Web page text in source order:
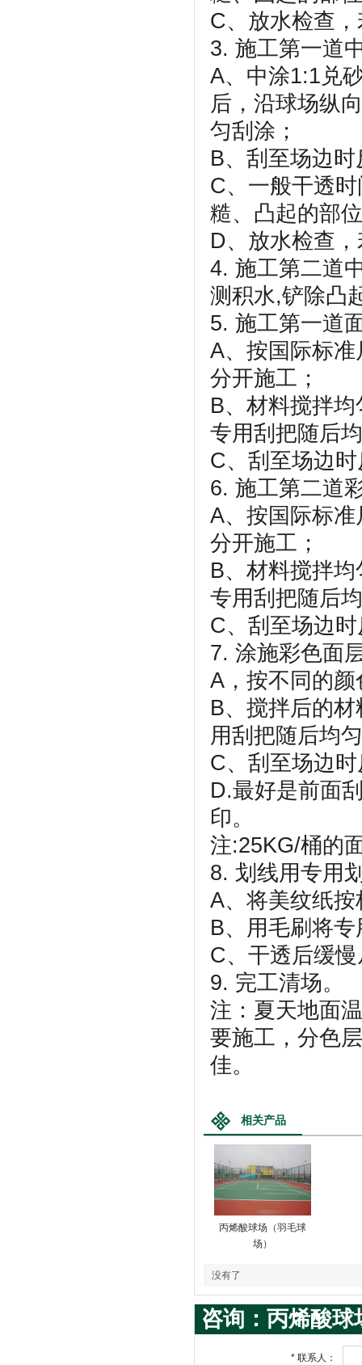
C、放水检查
3. 施工第一道
A、中涂1:1兑
后，沿球场纵
匀刮涂；
B、刮至场边
C、一般干透
糙、凸起的部
D、放水检查
4. 施工第二道
测积水,铲除凸
5. 施工第一道
A、按国际标
分开施工；
B、材料搅拌
专用刮把随后
C、刮至场边
6. 施工第二道
A、按国际标
分开施工；
B、材料搅拌
专用刮把随后
C、刮至场边
7. 涂施彩色面
A，按不同的
B、搅拌后的
用刮把随后均
C、刮至场边
D.最好是前面
印。
注:25KG/桶的
8. 划线用专用
A、将美纹纸
B、用毛刷将
C、干透后缓
9. 完工清场。
注：夏天地面
要施工，分色
佳。
相关产品
丙烯酸球场（羽毛球
场）
没有了
咨询：丙烯酸球
* 联系人：